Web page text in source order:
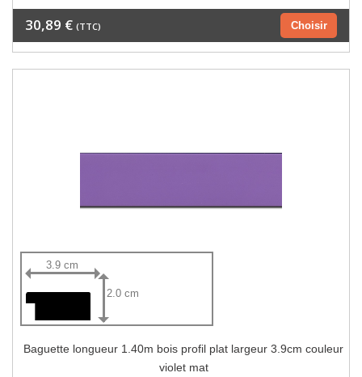
Choisir
30,89 € (TTC)
3.9 cm
2.0 cm
Baguette longueur 1.40m bois profil plat largeur 3.9cm couleur
violet mat